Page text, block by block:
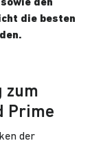
den
die besten
zum
Prime
der